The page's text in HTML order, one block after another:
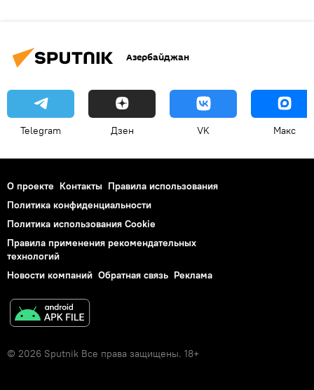
Азербайджан
Telegram Дзен VK Макс
О проекте Контакты Правила использования
Политика конфиденциальности
Политика использования Cookie
Правила применения рекомендательных
технологий
Новости компаний Обратная связь Реклама
© 2026 Sputnik Все права защищены. 18+